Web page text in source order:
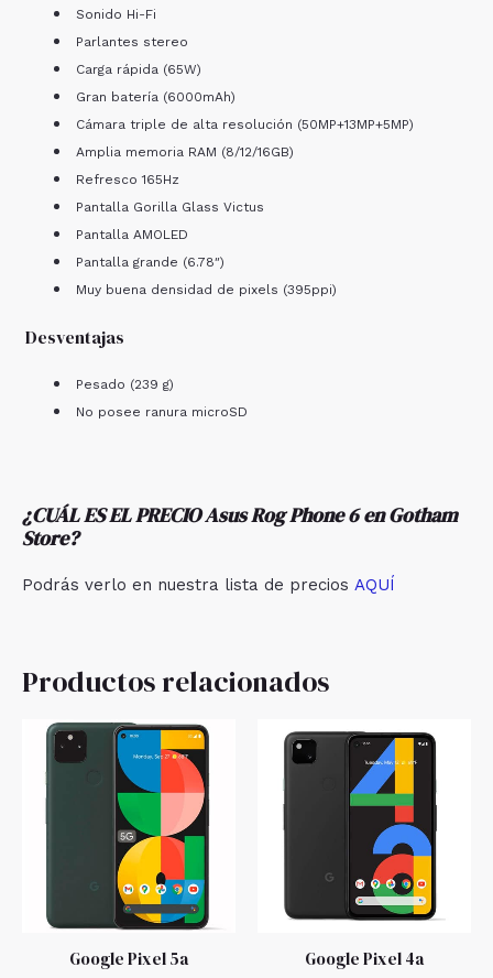
Sonido Hi-Fi
Parlantes stereo
Carga rápida (65W)
Gran batería (6000mAh)
Cámara triple de alta resolución (50MP+13MP+5MP)
Amplia memoria RAM (8/12/16GB)
Refresco 165Hz
Pantalla Gorilla Glass Victus
Pantalla AMOLED
Pantalla grande (6.78″)
Muy buena densidad de pixels (395ppi)
Desventajas
Pesado (239 g)
No posee ranura microSD
¿CUÁL ES EL PRECIO Asus Rog Phone 6en Gotham
Store?
Podrás verlo en nuestra lista de precios AQUÍ
Productos relacionados
Google Pixel 5a Google Pixel 4a